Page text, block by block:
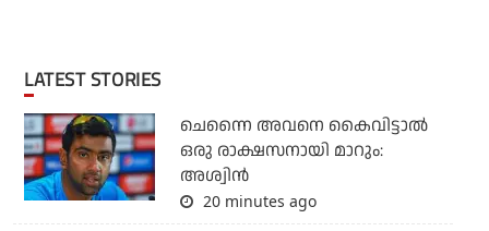
LATEST STORIES
ചെന്നൈ അവനെ കൈവിട്ടാല്‍
ഒരു രാക്ഷസനായി മാറും:
അശ്വിന്‍
20 minutes ago